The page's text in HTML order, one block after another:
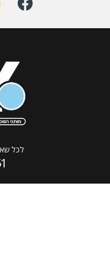
לכל